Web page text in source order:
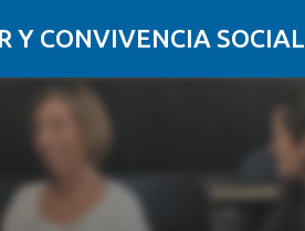
Y CONVIVENCIA SOCIAL